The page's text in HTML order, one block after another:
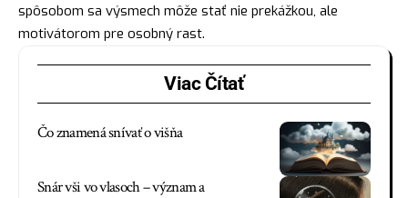
spôsobom sa výsmech môže stať nie prekážkou, ale
motivátorom pre osobný rast.
Viac Čítať
Čo znamená snívať o višňa
Snár vši vo vlasoch – význam a